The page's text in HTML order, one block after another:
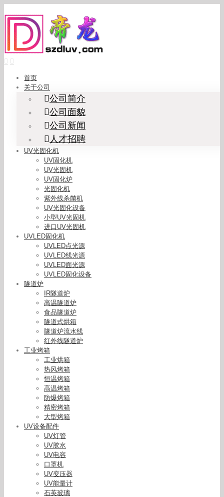
to
content
首页
关于公司
公司简介
公司面貌
公司新闻
人才招聘
UV光固化机
UV固化机
UV光固机
UV固化炉
光固化机
紫外线杀菌机
UV光固化设备
小型UV光固机
进口UV光固机
UVLED固化机
UVLED点光源
UVLED线光源
UVLED面光源
UVLED固化设备
隧道炉
IR隧道炉
高温隧道炉
食品隧道炉
隧道式烘箱
隧道炉流水线
红外线隧道炉
工业烤箱
工业烘箱
热风烤箱
恒温烤箱
高温烤箱
防爆烤箱
精密烤箱
大型烤箱
UV设备配件
UV灯管
UV胶水
UV电容
口罩机
UV变压器
UV能量计
石英玻璃